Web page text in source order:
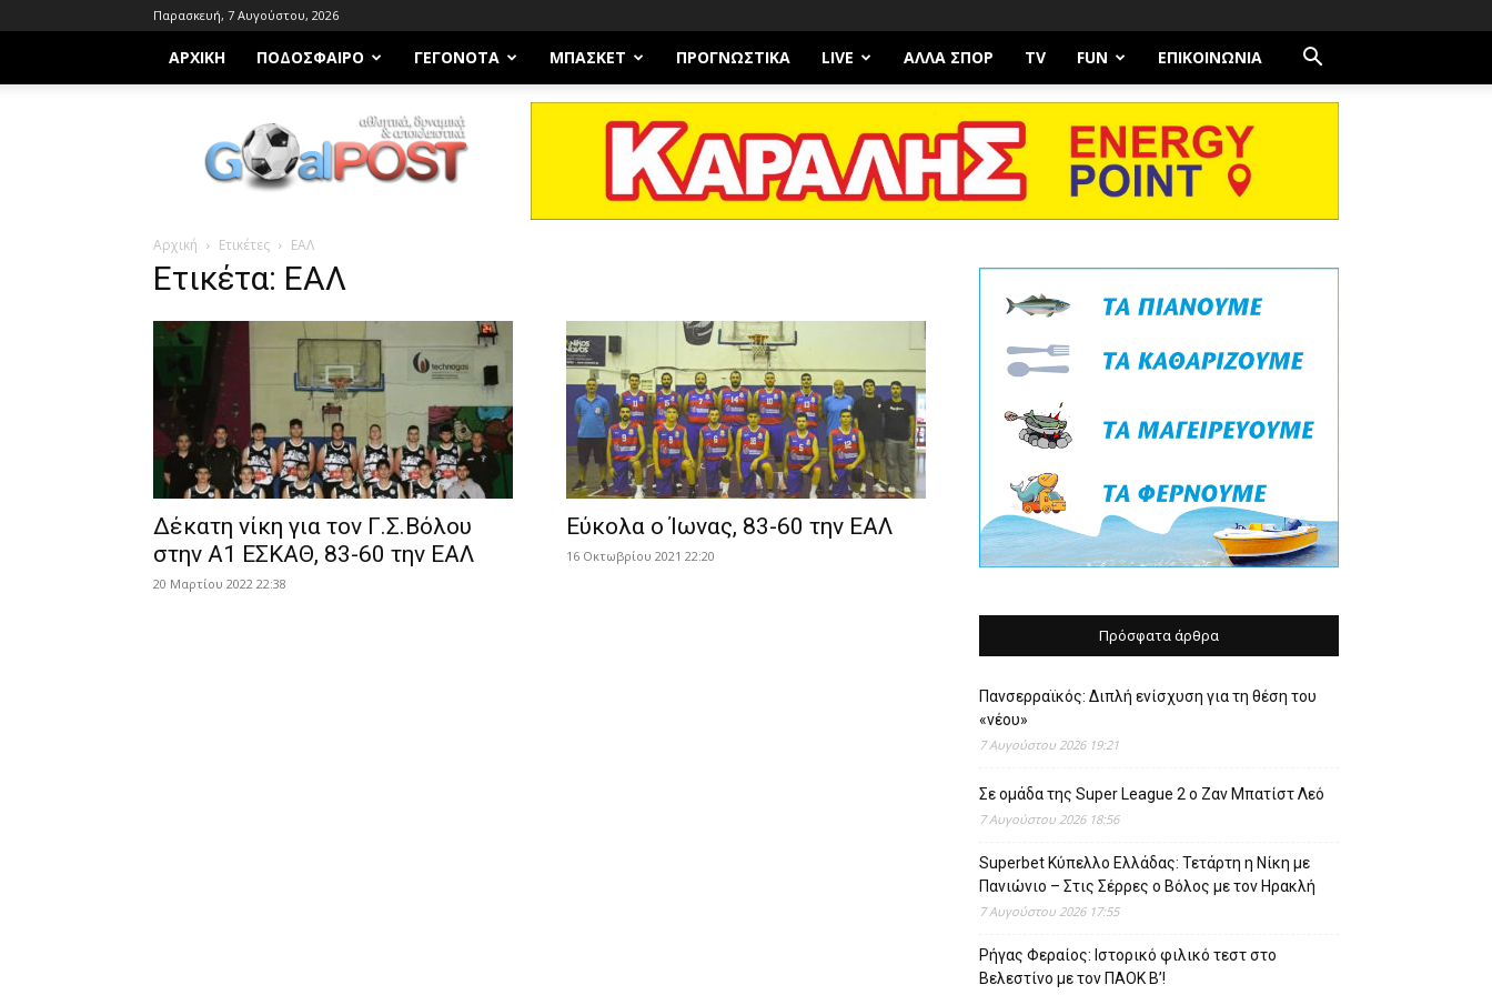
Παρασκευή, 7 Αυγούστου, 2026
ΑΡΧΙΚΗ ΠΟΔΌΣΦΑΙΡΟ ΓΕΓΟΝΌΤΑ ΜΠΆΣΚΕΤ ΠΡΟΓΝΩΣΤΙΚΑ LIVE ΆΛΛΑ ΣΠΟΡ TV FUN ΕΠΙΚΟΙΝΩΝΊΑ
Goalpost.gr
Αρχική Ετικέτες ΕΑΛ
Ετικέτα: ΕΑΛ
Δέκατη νίκη για τον Γ.Σ.Βόλου
στην Α1 ΕΣΚΑΘ, 83-60 την ΕΑΛ
20 Μαρτίου 2022 22:38
Εύκολα ο Ίωνας, 83-60 την ΕΑΛ
16 Οκτωβρίου 2021 22:20
Πρόσφατα άρθρα
Πανσερραϊκός: Διπλή ενίσχυση για τη θέση του
«νέου»
7 Αυγούστου 2026 19:21
Σε ομάδα της Super League 2 o Ζαν Μπατίστ Λεό
7 Αυγούστου 2026 18:56
Superbet Κύπελλο Ελλάδας: Τετάρτη η Νίκη με
Πανιώνιο – Στις Σέρρες ο Βόλος με τον Ηρακλή
7 Αυγούστου 2026 17:55
Ρήγας Φεραίος: Ιστορικό φιλικό τεστ στο
Βελεστίνο με τον ΠΑΟΚ Β’!